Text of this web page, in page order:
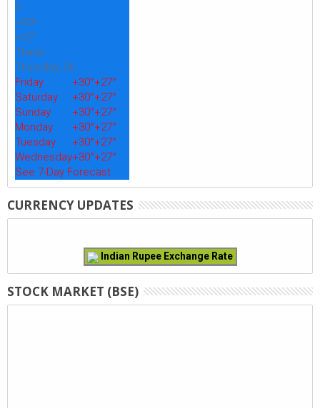
C
+30°
+27°
Thane
Thursday, 06
Friday
+30°+27°
Saturday
+30°+27°
Sunday
+30°+27°
Monday
+30°+27°
Tuesday
+30°+27°
Wednesday+30°+27°
See 7-Day Forecast
CURRENCY UPDATES
Indian Rupee Exchange Rate
STOCK MARKET (BSE)